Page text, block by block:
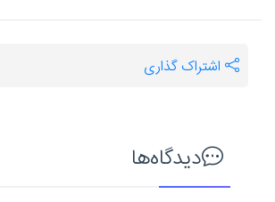
اشتراک گذاری
دیدگاه‌ها